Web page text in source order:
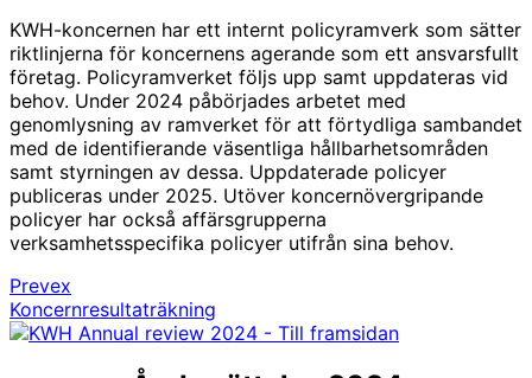
KWH-koncernen har ett internt policyramverk som sätter
riktlinjerna för koncernens agerande som ett ansvarsfullt
företag. Policyramverket följs upp samt uppdateras vid
behov. Under 2024 påbörjades arbetet med
genomlysning av ramverket för att förtydliga sambandet
med de identifierande väsentliga hållbarhetsområden
samt styrningen av dessa. Uppdaterade policyer
publiceras under 2025. Utöver koncernövergripande
policyer har också affärsgrupperna
verksamhetsspecifika policyer utifrån sina behov.
Prevex
Koncernresultaträkning